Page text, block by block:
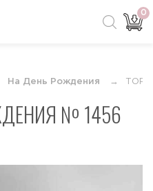
0
На День Рождения
№ 1456